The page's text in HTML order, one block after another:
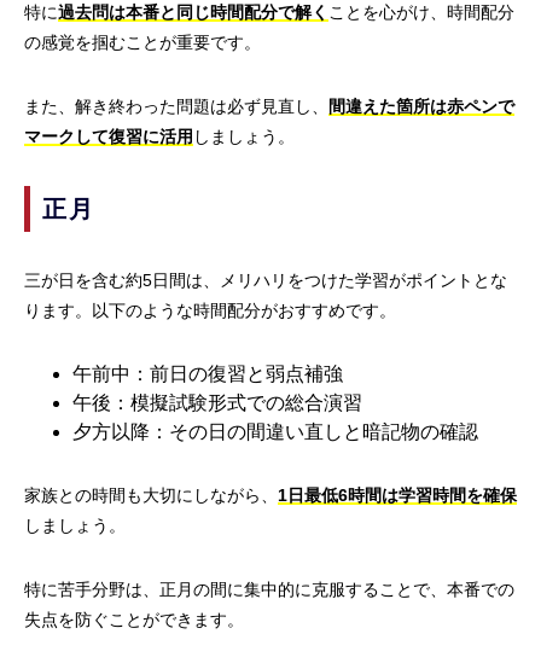
特に過去問は本番と同じ時間配分で解く ことを心がけ、時間配分
の感覚を掴むことが重要です。
また、解き終わった問題は必ず見直し、
間違えた箇所は赤ペンで
マークして復習に活用 しましょう。
正月
三が日を含む約5日間は、メリハリをつけた学習がポイントとな
ります。以下のような時間配分がおすすめです。
午前中：前日の復習と弱点補強
午後：模擬試験形式での総合演習
夕方以降：その日の間違い直しと暗記物の確認
家族との時間も大切にしながら、 1日最低6時間は学習時間を確保
しましょう。
特に苦手分野は、正月の間に集中的に克服することで、本番での
失点を防ぐことができます。